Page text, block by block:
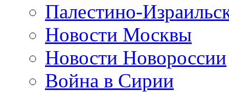
Палестино-
Новости Москвы
Новости Новороссии
Война в Сирии